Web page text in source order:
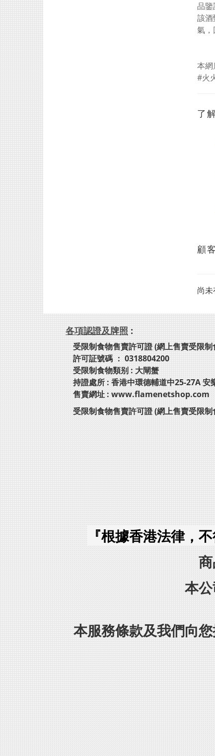
品
該
氣，
本
#火
了
顧
尚
各項認證及牌照 :
受限制食物售賣許可證 (網上售賣受限制
許可証號碼 ： 0318804200
受限制食物類别 : 大閘蟹
持證處所 : 香港中環德輔道中25-27A 安
售賣網址 : www.flamenetshop.com
受限制食物售賣許可證 (網上售賣受限制
『根據香港法律，
本
本服務條款及我們向